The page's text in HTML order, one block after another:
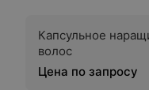
Капсульное
волос
Цена по запросу